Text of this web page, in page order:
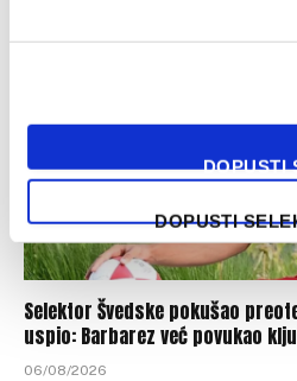
DOPUSTI
DOPUSTI
Selektor Švedske pokušao
uspio: Barbarez već povukao
06/08/2026